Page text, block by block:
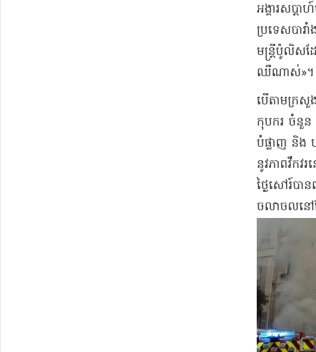
អង្គារ​សប្ដ
ប្រទេស​បារ
មន្ត្រីប៉ូលិស​ដ
ឈឺ​ណាស់​»​។​
បើតាម​ក្រសួ
កុបករ ចំនួន
បំផ្លាញ និង
នូវ​ភាពវឹកវ
ថ្ងៃ​សៅរ៍​បា
ចលាចល​នៅ